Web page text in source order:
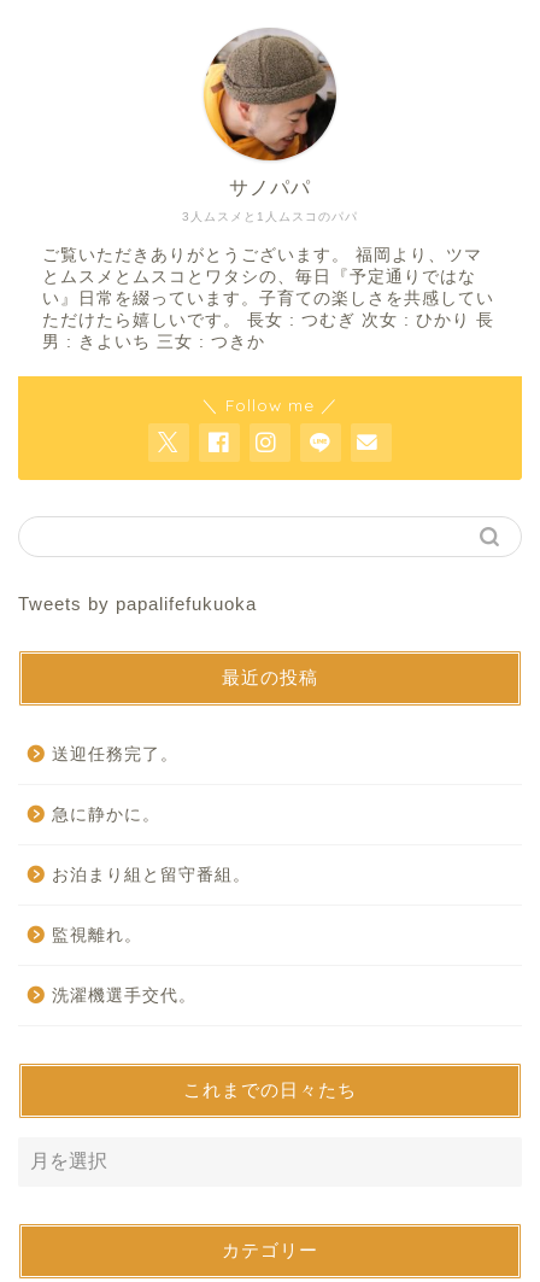
3人ムスメと1人ムスコのパパ
サノパパ
ご覧いただきありがとうございます。 福岡より、ツマ
とムスメとムスコとワタシの、毎日『予定通りではな
い』日常を綴っています。子育ての楽しさを共感してい
ただけたら嬉しいです。 長女 : つむぎ 次女 : ひかり 長
男 : きよいち 三女 : つきか
＼ Follow me ／
Tweets by papalifefukuoka
最近の投稿
送迎任務完了。
急に静かに。
お泊まり組と留守番組。
監視離れ。
洗濯機選手交代。
これまでの日々たち
カテゴリー